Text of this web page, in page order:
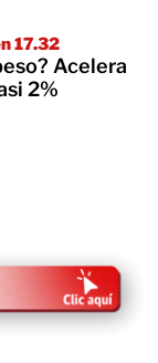
17.32
Acelera
2%